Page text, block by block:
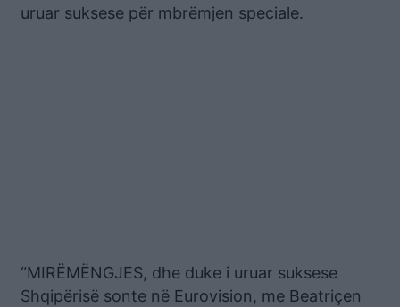
uruar suksese për mbrëmjen speciale.
“MIRËMËNGJES, dhe duke i uruar suksese
Shqipërisë sonte në Eurovision, me Beatriçen